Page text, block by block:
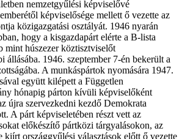
nemzetgyűlési képviselővé
képviselősége mellett ő vezette az
közigazgatási osztályát. 1946 nyarán
hogy a kisgazdapárt elérte a B-lista
mint húszezer köztisztviselőt
állásába. 1946. szeptember 7-én bekerült a
A munkáspártok nyomására 1947.
együtt kilépett a Független
hónapig párton kívüli képviselőként
újra szervezkedni kezdő Demokrata
A párt képviseletében részt vett az
előkészítő pártközi tárgyalásokon, az
kiírt országgyűlési választások előtt ő vezette